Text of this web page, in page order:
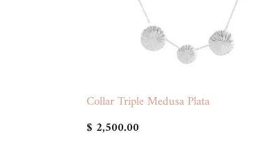
Collar Triple Medusa Plata
$ 2,500.00